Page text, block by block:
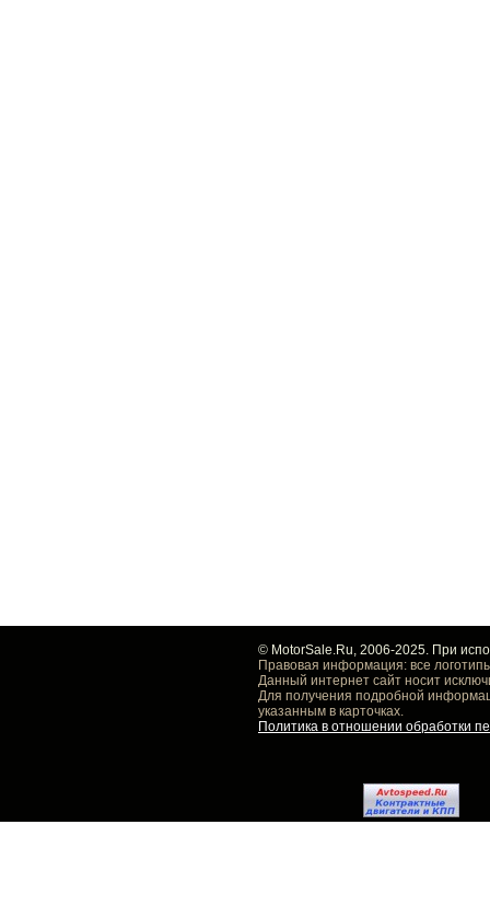
© MotorSale.Ru, 2006-2025. При
Правовая информация: все
Данный интернет сайт носит
Для получения подробной
указанным в карточках.
Политика в отношении обработки